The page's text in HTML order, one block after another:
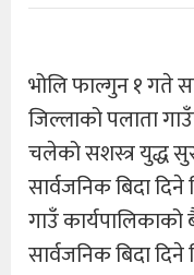
भोलि फाल्गुन १ गते
जिल्लाको पलाता
चलेको सशस्त्र युद्ध
सार्वजनिक बिदा
गाउँ
सार्वजनिक बिदा दिने